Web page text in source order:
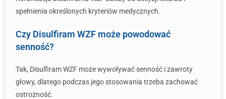
spełnienia określonych kryteriów medycznych.
Czy Disulfiram WZF może powodować
senność?
Tak, Disulfiram WZF może wywoływać senność i zawroty
głowy, dlatego podczas jego stosowania trzeba zachować
ostrożność.